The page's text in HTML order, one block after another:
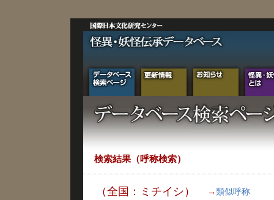
検索結果（呼称検索）
（全国：ミチイシ） → 類似呼称